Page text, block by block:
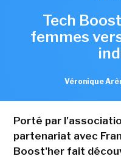
Tech
femmes
Véronique
Porté par
partenariat avec
Boost'her fait